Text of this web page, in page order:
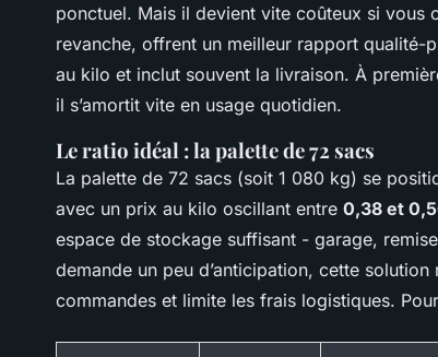
ponctuel. Mais il devient vite coûteux si vous
revanche, offrent un meilleur rapport
au kilo et inclut souvent la livraison. À
il s’amortit vite en usage quotidien.
Le ratio idéal : la palette de 72 sacs
La palette de 72 sacs (soit 1 080 kg) se
avec un prix au kilo oscillant entre 0,38 et
espace de stockage suffisant - garage,
demande un peu d’anticipation, cette
commandes et limite les frais logistiques.